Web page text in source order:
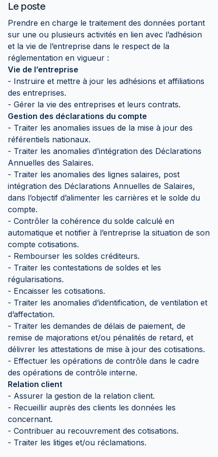
Le poste
Prendre en charge le traitement des données portant
sur une ou plusieurs activités en lien avec l’adhésion
et la vie de l’entreprise dans le respect de la
réglementation en vigueur :
Vie de l’entreprise
- Instruire et mettre à jour les adhésions et affiliations
des entreprises.
- Gérer la vie des entreprises et leurs contrats.
Gestion des déclarations du compte
- Traiter les anomalies issues de la mise à jour des
référentiels nationaux.
- Traiter les anomalies d’intégration des Déclarations
Annuelles des Salaires.
- Traiter les anomalies des lignes salaires, post
intégration des Déclarations Annuelles de Salaires,
dans l’objectif d’alimenter les carrières et le solde du
compte.
- Contrôler la cohérence du solde calculé en
automatique et notifier à l’entreprise la situation de son
compte cotisations.
- Rembourser les soldes créditeurs.
- Traiter les contestations de soldes et les
régularisations.
- Encaisser les cotisations.
- Traiter les anomalies d’identification, de ventilation et
d’affectation.
- Traiter les demandes de délais de paiement, de
remise de majorations et/ou pénalités de retard, et
délivrer les attestations de mise à jour des cotisations.
- Effectuer les opérations de contrôle dans le cadre
des opérations de contrôle interne.
Relation client
- Assurer la gestion de la relation client.
- Recueillir auprès des clients les données les
concernant.
- Contribuer au recouvrement des cotisations.
- Traiter les litiges et/ou réclamations.